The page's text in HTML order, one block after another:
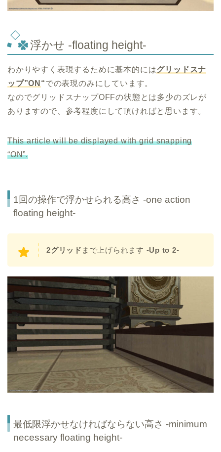
浮かせ -floating height-
わかりやすく表現するために基本的にはグリッドスナ
ップ”ON “での表現のみにしています。
なのでグリッドスナップOFFの状態とは多少のズレが
ありますので、参考程度にして頂ければと思います。
This article will be displayed with grid snapping
“ON”.
1回の操作で浮かせられる高さ -one action
floating height-
2グリッド まで上げられます -Up to 2-
最低限浮かせなければならない高さ -minimum
necessary floating height-